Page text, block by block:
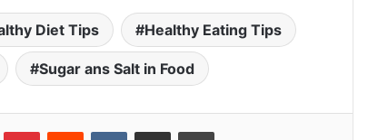
Diet Tips Healthy Eating Tips
Sugar ans Salt in Food
PinterestReddit VKontakteShare via Email Print